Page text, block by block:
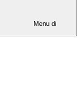
Menu di